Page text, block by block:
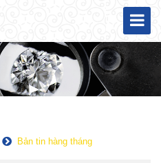
Bản tin hàng tháng